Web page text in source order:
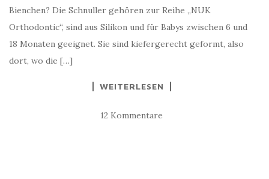
Bienchen? Die Schnuller gehören zur Reihe „NUK
Orthodontic“, sind aus Silikon und für Babys zwischen 6 und
18 Monaten geeignet. Sie sind kiefergerecht geformt, also
dort, wo die […]
WEITERLESEN
12 Kommentare